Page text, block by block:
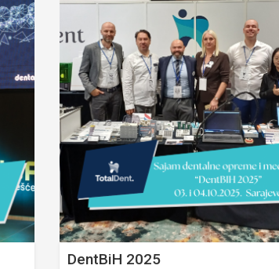
DentBiH 2025